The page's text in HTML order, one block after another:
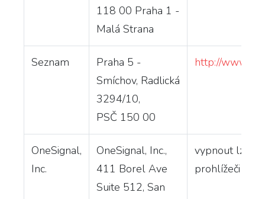
118 00 Praha 1 -
Malá Strana
Seznam
Praha 5 -
Smíchov, Radlická
3294/10,
PSČ 150 00
http://
OneSignal,
Inc.
OneSignal, Inc.,
411 Borel Ave
Suite 512, San
vypnout lze
prohlížeči